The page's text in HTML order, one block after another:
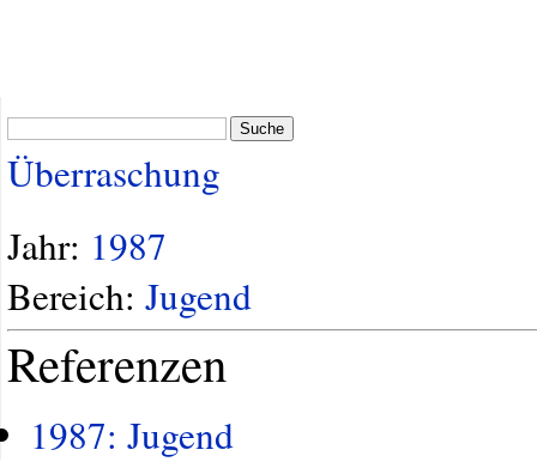
Suche
Überraschung
Jahr: 1987
Bereich: Jugend
Referenzen
1987: Jugend